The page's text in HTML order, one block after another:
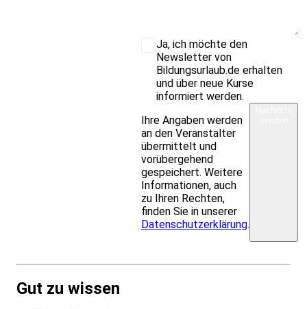
Ja, ich möchte den
Newsletter von
Bildungsurlaub.de erhalten
und über neue Kurse
informiert werden.
Ihre Angaben werden
an den Veranstalter
übermittelt und
vorübergehend
gespeichert. Weitere
Informationen, auch
zu Ihren Rechten,
finden Sie in unserer
Datenschutzerklärung.
Gut zu wissen